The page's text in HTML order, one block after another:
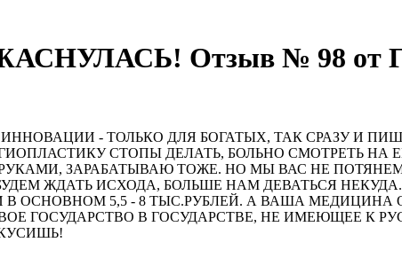
Отзыв № 98 от
- ТОЛЬКО ДЛЯ БОГАТЫХ, ТАК СРАЗУ И
СТОПЫ ДЕЛАТЬ, БОЛЬНО СМОТРЕТЬ
ЗАРАБАТЫВАЮ ТОЖЕ. НО МЫ ВАС НЕ
ЖДАТЬ ИСХОДА, БОЛЬШЕ НАМ ДЕВАТЬСЯ
ОСНОВНОМ 5,5 - 8 ТЫС.РУБЛЕЙ. А ВАША
ГОСУДАРСТВО В ГОСУДАРСТВЕ, НЕ ИМЕЮЩЕЕ К